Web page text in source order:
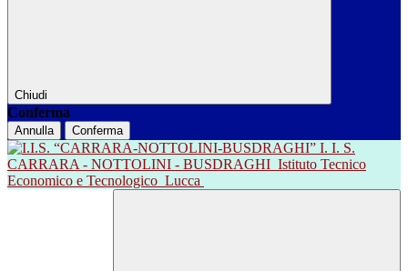
Chiudi
Conferma
Annulla Conferma
I. I. S.
CARRARA - NOTTOLINI - BUSDRAGHI Istituto Tecnico
Economico e Tecnologico Lucca